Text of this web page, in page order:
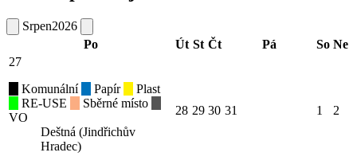
Srpen2026
Po
Út St Čt Pá So Ne
27
Komunální
Papír
Plast
RE-USE
Sběrné místo
VO
Deštná (Jindřichův
Hradec)
28 29 30 31 1 2